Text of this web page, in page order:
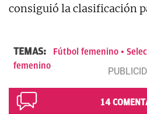
consiguió la clasificación
TEMAS: Fútbol femenino
femenino
14